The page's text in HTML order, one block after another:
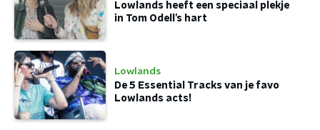
Lowlands heeft een speciaal plekje
in Tom Odell’s hart
Lowlands
De 5 Essential Tracks van je favo
Lowlands acts!